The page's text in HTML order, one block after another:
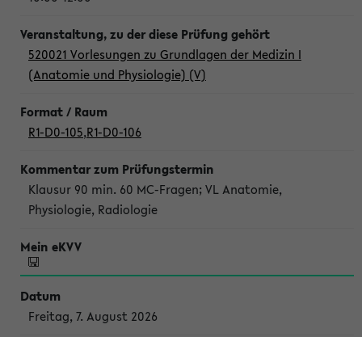
520021 Vorlesungen zu Grundlagen der Medizin I
(Anatomie und Physiologie) (V)
R1-D0-105,R1-D0-106
Klausur 90 min. 60 MC-Fragen; VL Anatomie,
Physiologie, Radiologie
Freitag, 7. August 2026